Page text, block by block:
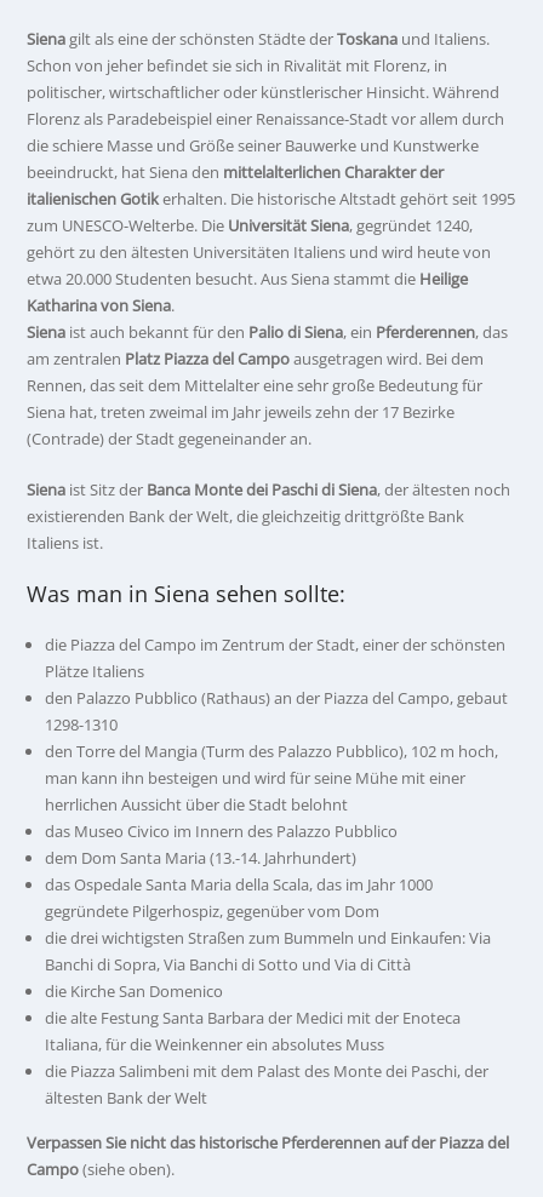
Sienagilt als eine der schönsten Städte derToskana und Italiens.
Schon von jeher befindet sie sich in Rivalität mit Florenz, in
politischer, wirtschaftlicher oder künstlerischer Hinsicht. Während
Florenz als Paradebeispiel einer Renaissance-Stadt vor allem durch
die schiere Masse und Größe seiner Bauwerke und Kunstwerke
beeindruckt, hat Siena den mittelalterlichen Charakter der
italienischen Gotikerhalten. Die historische Altstadt gehört seit 1995
zum UNESCO-Welterbe. Die Universität Siena, gegründet 1240,
gehört zu den ältesten Universitäten Italiens und wird heute von
etwa 20.000 Studenten besucht. Aus Siena stammt die Heilige
Katharina von Siena.
Siena ist auch bekannt für den Palio di Siena, ein Pferderennen, das
am zentralen Platz Piazza del Campoausgetragen wird. Bei dem
Rennen, das seit dem Mittelalter eine sehr große Bedeutung für
Siena hat, treten zweimal im Jahr jeweils zehn der 17 Bezirke
(Contrade) der Stadt gegeneinander an.
Siena ist Sitz der Banca Monte dei Paschi di Siena, der ältesten noch
existierenden Bank der Welt, die gleichzeitig drittgrößte Bank
Italiens ist.
Was man in Siena sehen sollte:
die Piazza del Campo im Zentrum der Stadt, einer der schönsten
Plätze Italiens
den Palazzo Pubblico (Rathaus) an der Piazza del Campo, gebaut
1298-1310
den Torre del Mangia (Turm des Palazzo Pubblico), 102 m hoch,
man kann ihn besteigen und wird für seine Mühe mit einer
herrlichen Aussicht über die Stadt belohnt
das Museo Civico im Innern des Palazzo Pubblico
dem Dom Santa Maria (13.-14. Jahrhundert)
das Ospedale Santa Maria della Scala, das im Jahr 1000
gegründete Pilgerhospiz, gegenüber vom Dom
die drei wichtigsten Straßen zum Bummeln und Einkaufen: Via
Banchi di Sopra, Via Banchi di Sotto und Via di Città
die Kirche San Domenico
die alte Festung Santa Barbara der Medici mit der Enoteca
Italiana, für die Weinkenner ein absolutes Muss
die Piazza Salimbeni mit dem Palast des Monte dei Paschi, der
ältesten Bank der Welt
Verpassen Sie nicht das historische Pferderennen auf der Piazza del
Campo(siehe oben).